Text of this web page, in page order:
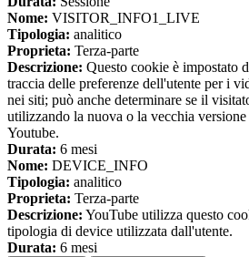
Nome: VISITOR_INFO1_LIVE
Tipologia: analitico
Proprieta: Terza-parte
Descrizione: Questo cookie è impostato
traccia delle preferenze dell'utente per i
nei siti; può anche determinare se il
utilizzando la nuova o la vecchia
Youtube.
Durata: 6 mesi
Nome: DEVICE_INFO
Tipologia: analitico
Proprieta: Terza-parte
Descrizione: YouTube utilizza questo
tipologia di device utilizzata dall'utente.
Durata: 6 mesi